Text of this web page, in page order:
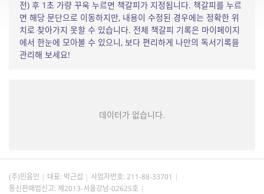
전) 후 1초 가량 꾸욱 누르면 책갈피가 지정됩니다. 책갈피를 누르
면 해당 문단으로 이동하지만, 내용이 수정된 경우에는 정확한 위
치로 찾아가지 못할 수 있습니다. 전체 책갈피 기록은 마이페이지
에서 한눈에 모아볼 수 있으니, 보다 편리하게 나만의 독서기록을
관리해 보세요!
데이터가 없습니다.
(주)민음인 대표: 박근섭 사업자번호: 211-88-33701
통신판매업신고: 제2013-서울강남-02625호